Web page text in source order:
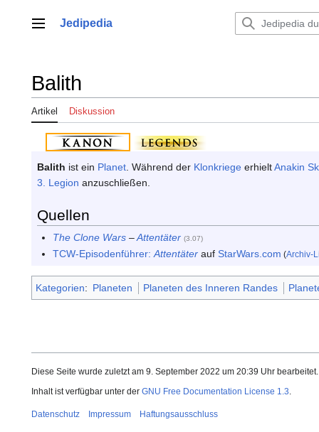
springenHauptmenü
Jedipedia
Balith
Artikel Diskussion
Balith ist ein Planet . Während der Klonkriege erhieltAnakin
3. Legion anzuschließen.
Quellen
The Clone Wars –Attentäter (3.07)
TCW-Episodenführer:Attentäter auf StarWars.com (Archiv-
Kategorien: Planeten Planeten des Inneren Randes
Diese Seite wurde zuletzt am 9. September 2022 um 20:39 Uhr bearbeitet.
Inhalt ist verfügbar unter der GNU Free Documentation License 1.3
Datenschutz Impressum Haftungsausschluss